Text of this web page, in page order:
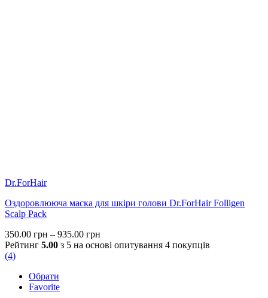
Dr.ForHair
Оздоровлююча маска для шкіри голови Dr.ForHair Folligen
Scalp Pack
350.00 грн – 935.00 грн
range:
Рейтинг 5.00 з 5 на основі опитування 4 покупців
(4)
Обрати
Favorite